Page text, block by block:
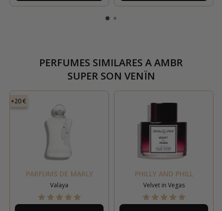
PERFUMES SIMILARES AAMBR
SUPER SON VENÏN
+20 €
PARFUMS DE MARLY
Valaya
PHILLY AND PHILL
Velvet in Vegas